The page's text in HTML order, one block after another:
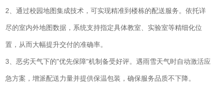
2、通过校园地图集成技术，可实现精准到楼栋的配送服务。依托详
尽的室内外地图数据，系统支持指定具体教室、实验室等精细化位
置，从而大幅提升交付的准确率。
3、恶劣天气下的"优先保障"机制备受好评。遇雨雪天气时自动激活应
急方案，增派配送力量并提供保温包装，确保服务品质不下降。